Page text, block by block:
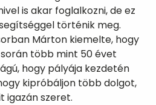
is akar foglalkozni, de ez
történik meg.
Márton kiemelte, hogy
több mint 50 évet
hogy pályája kezdetén
kipróbáljon több dolgot,
igazán szeret.